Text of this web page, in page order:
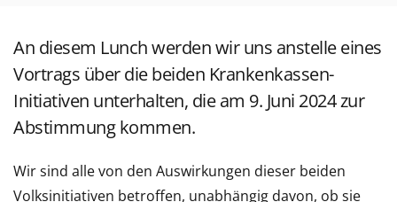
An diesem Lunch werden wir uns anstelle eines
Vortrags über die beiden Krankenkassen-
Initiativen unterhalten, die am 9. Juni 2024 zur
Abstimmung kommen.
Wir sind alle von den Auswirkungen dieser beiden
Volksinitiativen betroffen, unabhängig davon, ob sie